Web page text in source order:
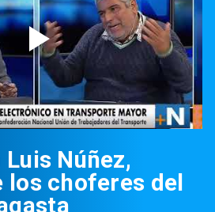
Núñez,
los choferes del